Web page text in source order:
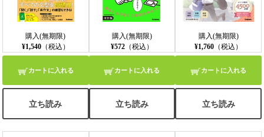
購入(無期限)
¥1,540（税込）
カートに入れる
立ち読み
購入(無期限)
¥572（税込）
カートに入れる
立ち読み
購入(無期限)
¥1,760 （税込）
カートに入れる
立ち読み